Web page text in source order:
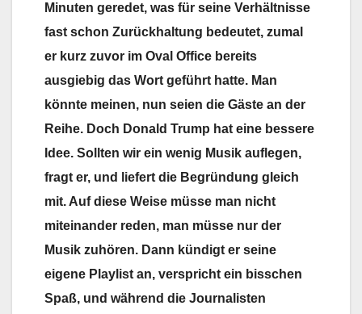
Minuten geredet, was für seine Verhältnisse
fast schon Zurückhaltung bedeutet, zumal
er kurz zuvor im Oval Office bereits
ausgiebig das Wort geführt hatte. Man
könnte meinen, nun seien die Gäste an der
Reihe. Doch Donald Trump hat eine bessere
Idee. Sollten wir ein wenig Musik auflegen,
fragt er, und liefert die Begründung gleich
mit. Auf diese Weise müsse man nicht
miteinander reden, man müsse nur der
Musik zuhören. Dann kündigt er seine
eigene Playlist an, verspricht ein bisschen
Spaß, und während die Journalisten